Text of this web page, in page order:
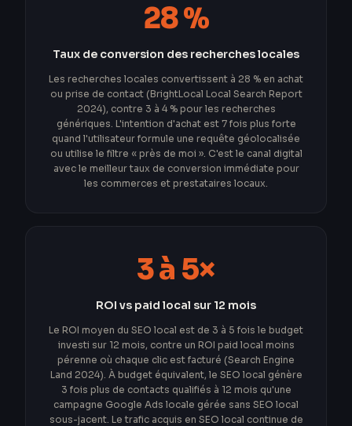
28 %
Taux de conversion des recherches locales
Les recherches locales convertissent à 28 % en achat
ou prise de contact (BrightLocal Local Search Report
2024), contre 3 à 4 % pour les recherches
génériques. L'intention d'achat est 7 fois plus forte
quand l'utilisateur formule une requête géolocalisée
ou utilise le filtre « près de moi ». C'est le canal digital
avec le meilleur taux de conversion immédiate pour
les commerces et prestataires locaux.
3 à 5×
ROI vs paid local sur 12 mois
Le ROI moyen du SEO local est de 3 à 5 fois le budget
investi sur 12 mois, contre un ROI paid local moins
pérenne où chaque clic est facturé (Search Engine
Land 2024). À budget équivalent, le SEO local génère
3 fois plus de contacts qualifiés à 12 mois qu'une
campagne Google Ads locale gérée sans SEO local
sous-jacent. Le trafic acquis en SEO local continue de